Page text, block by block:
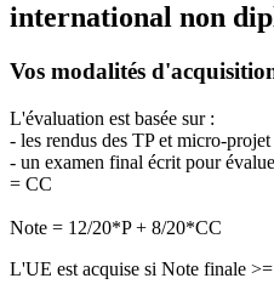
international non
Vos modalités
L'évaluation est basée sur :
- les rendus des TP et micro-projet
- un examen final écrit pour
= CC
Note = 12/20*P + 8/20*CC
L'UE est acquise si Note finale